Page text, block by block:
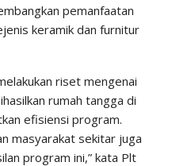
pemanfaatan
keramik dan furnitur
riset mengenai
rumah tangga di
efisiensi program.
masyarakat sekitar juga
program ini,” kata Plt